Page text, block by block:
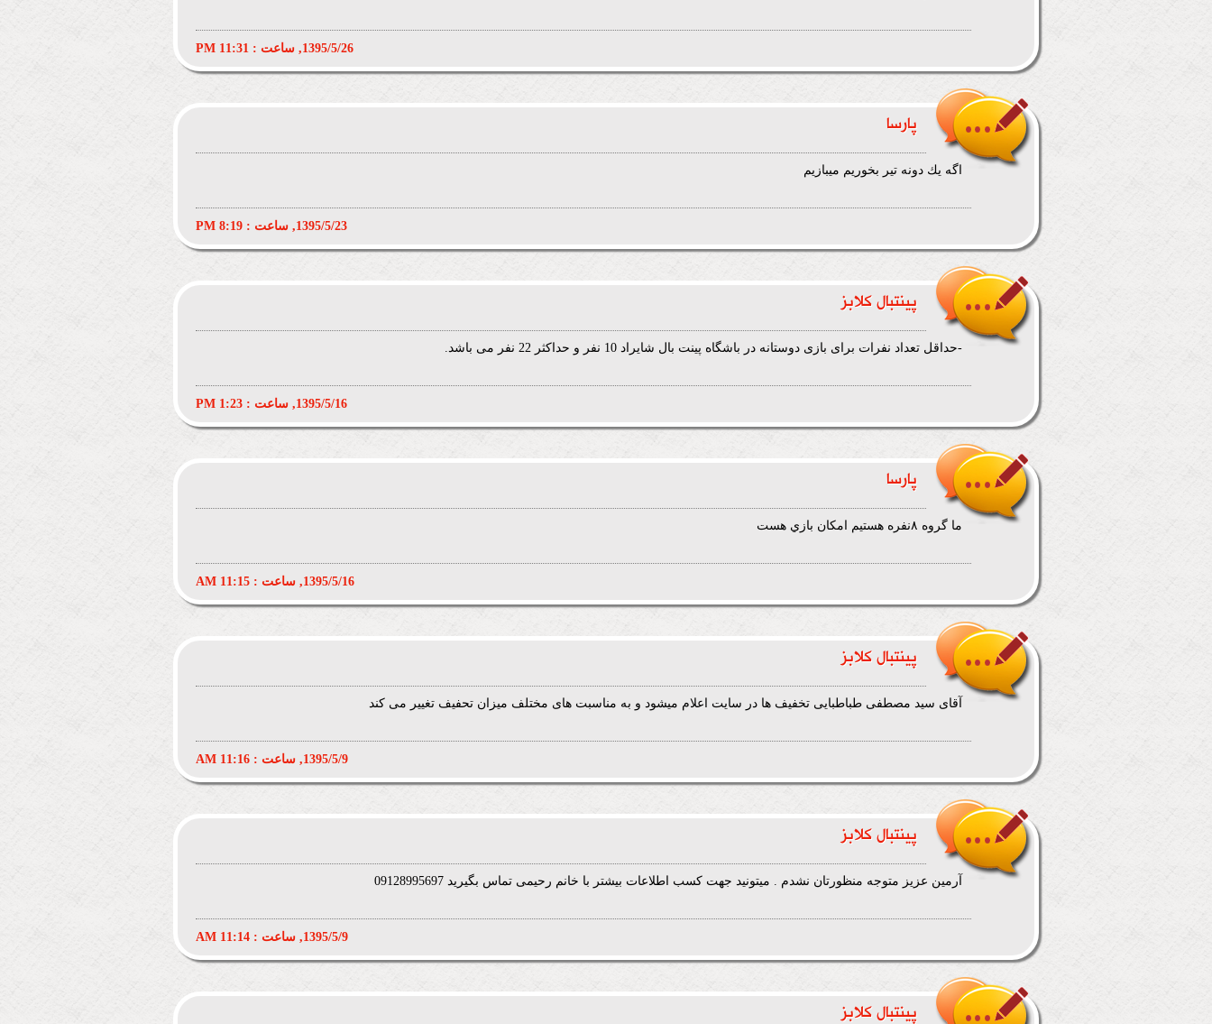
1395/5/26, ساعت : 11:31 PM
پارسا
اگه يك دونه تير بخوريم ميبازيم
1395/5/23, ساعت : 8:19 PM
پینتبال کلابز
-حداقل تعداد نفرات برای بازی دوستانه در باشگاه پینت بال شایراد 10 نفر و حداکثر 22 نفر می باشد.
1395/5/16, ساعت : 1:23 PM
پارسا
ما گروه ٨نفره هستيم امكان بازي هست
1395/5/16, ساعت : 11:15 AM
پینتبال کلابز
آقای سید مصطفی طباطبایی تخفیف ها در سایت اعلام میشود و به مناسبت های مختلف میزان تحفیف تغییر می کند
1395/5/9, ساعت : 11:16 AM
پینتبال کلابز
آرمین عزیز متوجه منظورتان نشدم . میتونید جهت کسب اطلاعات بیشتر با خانم رحیمی تماس بگیرید 09128995697
1395/5/9, ساعت : 11:14 AM
پینتبال کلابز